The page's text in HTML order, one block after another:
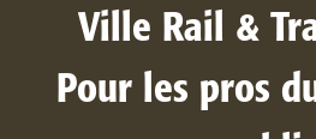
Ville Rail &
Pour les pros